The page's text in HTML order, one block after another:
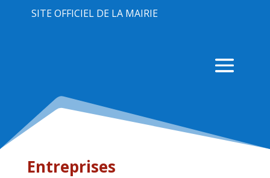
SITE OFFICIEL DE LA MAIRIE
Entreprises